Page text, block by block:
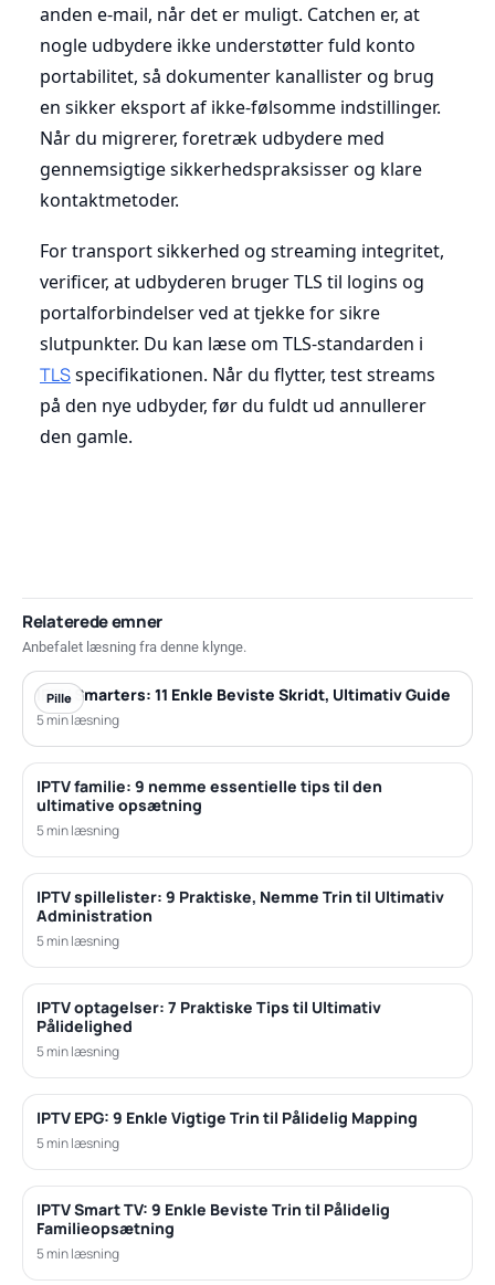
anden e-mail, når det er muligt. Catchen er, at
nogle udbydere ikke understøtter fuld konto
portabilitet, så dokumenter kanallister og brug
en sikker eksport af ikke-følsomme indstillinger.
Når du migrerer, foretræk udbydere med
gennemsigtige sikkerhedspraksisser og klare
kontaktmetoder.
For transport sikkerhed og streaming integritet,
verificer, at udbyderen bruger TLS til logins og
portalforbindelser ved at tjekke for sikre
slutpunkter. Du kan læse om TLS-standarden i
TLSspecifikationen. Når du flytter, test streams
på den nye udbyder, før du fuldt ud annullerer
den gamle.
Relaterede emner
Anbefalet læsning fra denne klynge.
Pille
IPTV Smarters: 11 Enkle Beviste Skridt, Ultimativ Guide
5 min læsning
IPTV familie: 9 nemme essentielle tips til den
ultimative opsætning
5 min læsning
IPTV spillelister: 9 Praktiske, Nemme Trin til Ultimativ
Administration
5 min læsning
IPTV optagelser: 7 Praktiske Tips til Ultimativ
Pålidelighed
5 min læsning
IPTV EPG: 9 Enkle Vigtige Trin til Pålidelig Mapping
5 min læsning
IPTV Smart TV: 9 Enkle Beviste Trin til Pålidelig
Familieopsætning
5 min læsning